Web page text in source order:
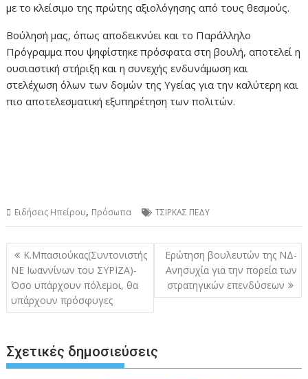
με το κλείσιμο της πρώτης αξιολόγησης από τους θεσμούς.
Βούλησή μας, όπως αποδεικνύει και το Παράλληλο
Πρόγραμμα που ψηφίστηκε πρόσφατα στη βουλή, αποτελεί η
ουσιαστική στήριξη και η συνεχής ενδυνάμωση και
στελέχωση όλων των δομών της Υγείας για την καλύτερη και
πιο αποτελεσματική εξυπηρέτηση των πολιτών.
Ειδήσεις Ηπείρου, Πρόσωπα ΤΣΙΡΚΑΣ ΠΕΔΥ
Πλοήγηση
άρθρων
Κ.Μπασιούκας(Συντονιστής
ΝΕ Ιωαννίνων του ΣΥΡΙΖΑ)-
Όσο υπάρχουν πόλεμοι, θα
υπάρχουν πρόσφυγες
Ερώτηση βουλευτών της ΝΔ-
Ανησυχία για την πορεία των
στρατηγικών επενδύσεων
Σχετικές δημοσιεύσεις